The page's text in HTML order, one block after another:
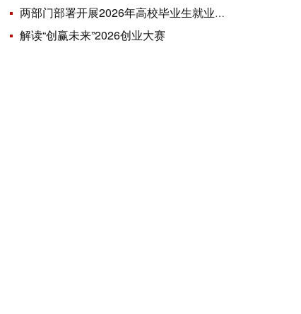
两部门部署开展2026年高校毕业生就业政策宣传活动
解读“创赢未来”2026创业大赛